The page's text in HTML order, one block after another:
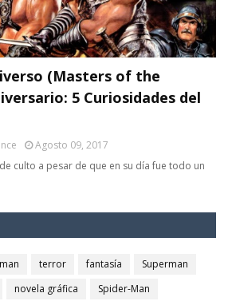
(Masters of the
5 Curiosidades del
Agosto 09, 2017
culto a pesar de que en su día fue todo un
terror fantasía
Superman
novela gráfica
Spider-Man